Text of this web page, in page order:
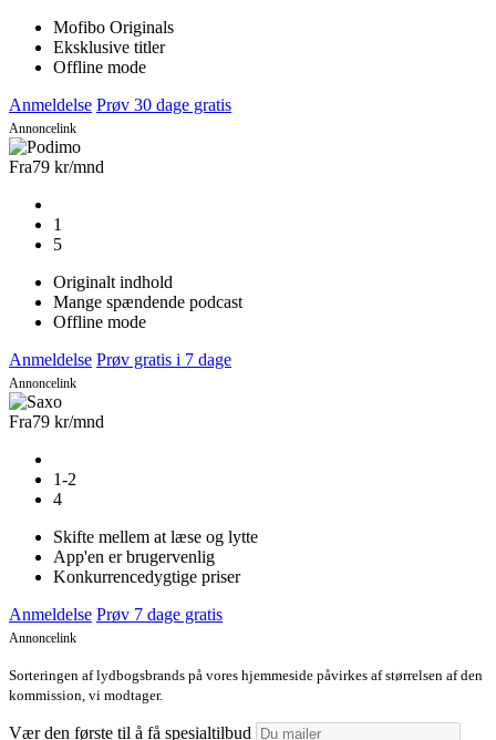
Mofibo Originals
Eksklusive titler
Offline mode
Anmeldelse Prøv 30 dage gratis
Annoncelink
Fra79 kr/mnd
1
5
Originalt indhold
Mange spændende podcast
Offline mode
Anmeldelse Prøv gratis i 7 dage
Annoncelink
Fra79 kr/mnd
1-2
4
Skifte mellem at læse og lytte
App'en er brugervenlig
Konkurrencedygtige priser
Anmeldelse Prøv 7 dage gratis
Annoncelink
Sorteringen af lydbogsbrands på vores hjemmeside påvirkes af størrelsen af den
kommission, vi modtager.
Vær den første til å få spesialtilbud